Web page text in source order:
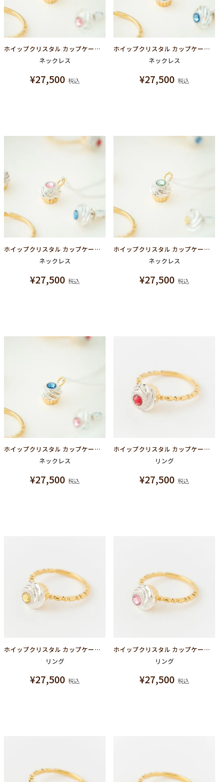
ホイップクリスタル カップケーキ ネックレス シルバー925（レッド）
ネックレス
¥27,500 税込
ホイップクリスタル カップケーキ ネックレス シルバー925（ライトイエロー）
ネックレス
¥27,500 税込
ホイップクリスタル カップケーキ ネックレス シルバー925（ライトピンク）
ネックレス
¥27,500 税込
ホイップクリスタル カップケーキ ネックレス シルバー925（ライトグリーン）
ネックレス
¥27,500 税込
ホイップクリスタル カップケーキ ネックレス シルバー925（ライトブルー）
ネックレス
¥27,500 税込
ホイップクリスタル カップケーキ リング シルバー925（レッド）
リング
¥27,500 税込
ホイップクリスタル カップケーキ リング シルバー925（ライトイエロー）
リング
¥27,500 税込
ホイップクリスタル カップケーキ リング シルバー925（ライトピンク）
リング
¥27,500 税込